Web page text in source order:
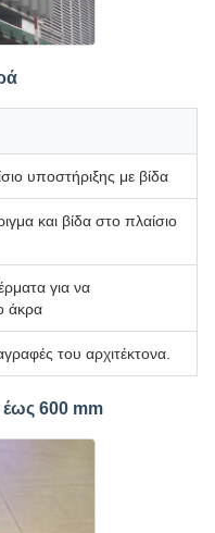
υποστήριξης με βίδα
και βίδα στο πλαίσιο
για να
άκρα
του αρχιτέκτονα.
έως 600 mm